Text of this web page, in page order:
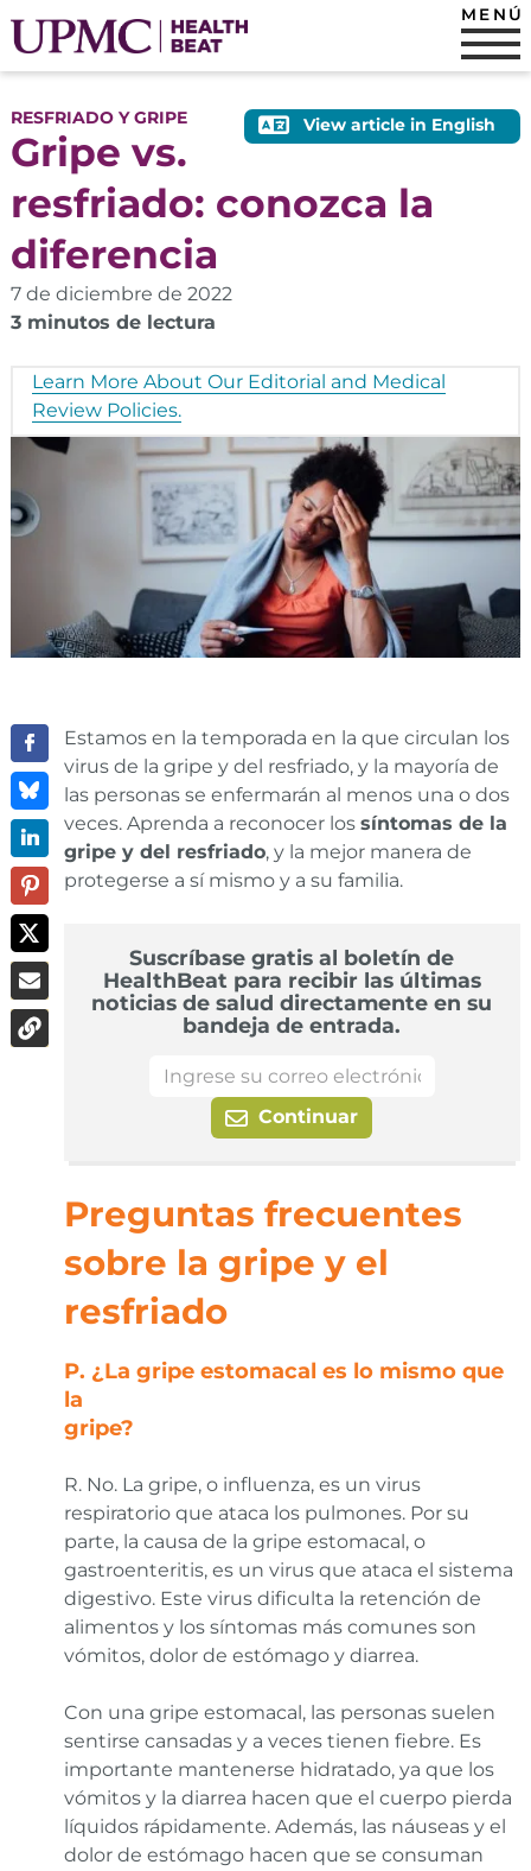
MENÚ
View article in English
RESFRIADO Y GRIPE
Gripe vs.
resfriado: conozca la
diferencia
7 de diciembre de 2022
3 minutos de lectura
Learn More About Our Editorial and Medical
Review Policies.
Estamos en la temporada en la que circulan los
virus de la gripe y del resfriado, y la mayoría de
las personas se enfermarán al menos una o dos
veces. Aprenda a reconocer los síntomas de la
gripe y del resfriado, y la mejor manera de
protegerse a sí mismo y a su familia.
Suscríbase gratis al boletín de
HealthBeat para recibir las últimas
noticias de salud directamente en su
bandeja de entrada.
Continuar
Preguntas frecuentes
sobre la gripe y el
resfriado
P. ¿La gripe estomacal es lo mismo que
la
gripe?
R. No. La gripe, o influenza, es un virus
respiratorio que ataca los pulmones. Por su
parte, la causa de la gripe estomacal, o
gastroenteritis, es un virus que ataca el sistema
digestivo. Este virus dificulta la retención de
alimentos y los síntomas más comunes son
vómitos, dolor de estómago y diarrea.
Con una gripe estomacal, las personas suelen
sentirse cansadas y a veces tienen fiebre. Es
importante mantenerse hidratado, ya que los
vómitos y la diarrea hacen que el cuerpo pierda
líquidos rápidamente. Además, las náuseas y el
dolor de estómago hacen que se consuman